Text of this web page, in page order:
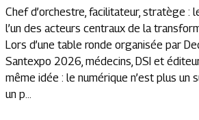
Chef d’orchestre, facilitateur, stratège :
l’un des acteurs centraux de la
Lors d’une table ronde organisée par
Santexpo 2026, médecins, DSI et
même idée : le numérique n’est plus un
un p...